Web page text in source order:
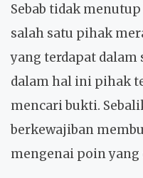
Sebab tidak
salah satu pihak
yang terdapat
dalam hal ini pihak
mencari bukti.
berkewajiban
mengenai poin yang